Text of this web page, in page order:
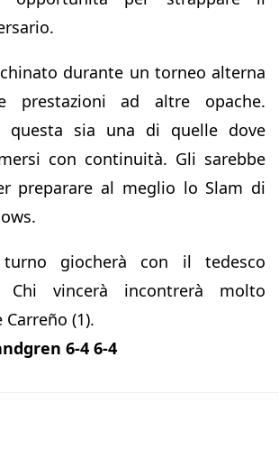
durante un torneo alterna
prestazioni ad altre opache.
questa sia una di quelle dove
con continuità. Gli sarebbe
preparare al meglio lo Slam di
giocherà con il tedesco
Chi vincerà incontrerà molto
(1).
6-4 6-4